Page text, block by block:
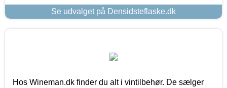
Se udvalget på Densidsteflaske.dk
Hos Wineman.dk finder du alt i vintilbehør. De sælger